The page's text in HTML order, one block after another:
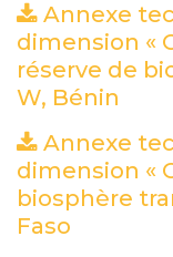
Annexe
dimension «
réserve de
W, Bénin
Annexe
dimension «
biosphère
Faso